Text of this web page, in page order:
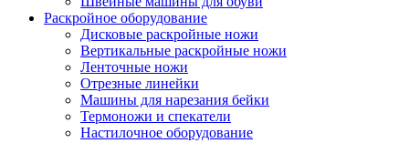
Раскройное оборудование
Дисковые раскройные ножи
Вертикальные раскройные ножи
Ленточные ножи
Отрезные линейки
Машины для нарезания бейки
Термоножи и спекатели
Настилочное оборудование